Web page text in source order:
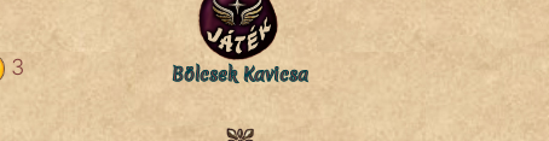
3 Bölcsek Kavicsa